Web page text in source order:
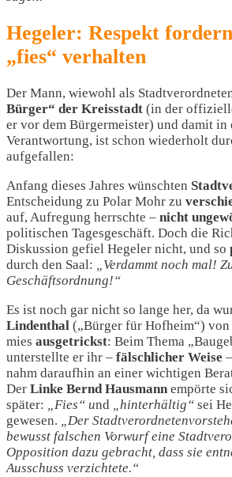
Hegeler: Respekt
„fies“ verhalten
Der Mann, wiewohl als
Bürger“ der Kreisstadt (in der
er vor dem Bürgermeister) und damit in
Verantwortung, ist schon wiederholt
aufgefallen:
Anfang dieses Jahres wünschten
Entscheidung zu Polar Mohr zu
auf, Aufregung herrschte – nicht
politischen Tagesgeschäft. Doch die
Diskussion gefiel Hegeler nicht, und so
durch den Saal: „Verdammt noch mal!
Geschäftsordnung!“
Es ist noch gar nicht so lange her, da
Lindenthal („Bürger für Hofheim“)
mies ausgetrickst: Beim Thema
unterstellte er ihr – fälschlicher Weise
nahm daraufhin an einer wichtigen
Der Linke Bernd Hausmann empörte
später: „Fies“ und „hinterhältig“ sei
gewesen. „Der
bewusst falschen Vorwurf eine
Opposition dazu gebracht, dass sie
Ausschuss verzichtete.“